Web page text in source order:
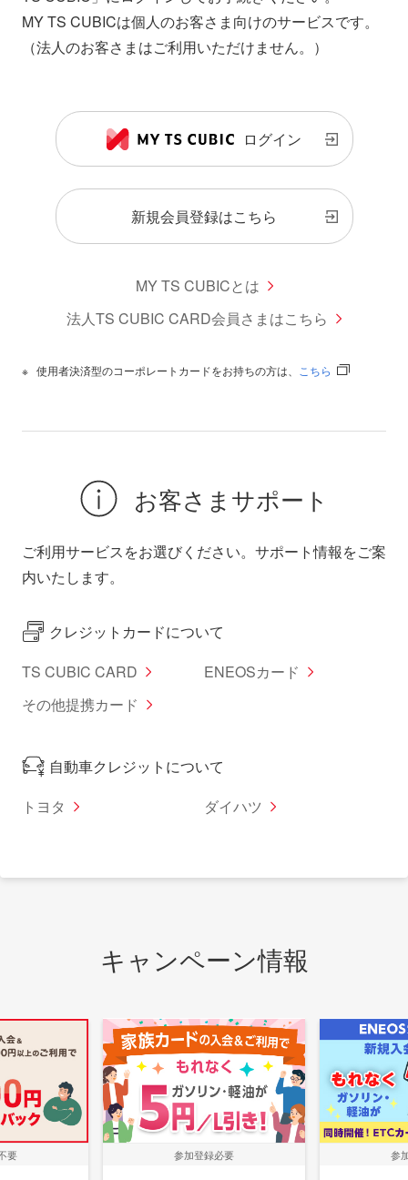
MY TS CUBICは個人のお客さま向けのサービスです。
（法人のお客さまはご利用いただけません。）
ログイン
新規会員登録はこちら
MY TS CUBICとは
法人TS CUBIC CARD会員さまはこちら
使用者決済型のコーポレートカードをお持ちの方は、 こちら
お客さまサポート
ご利用サービスをお選びください。サポート情報をご案
内いたします。
クレジットカードについて
TS CUBIC CARD
ENEOSカード
その他提携カード
自動車クレジットについて
トヨタ
ダイハツ
キャンペーン情報
要 参加登録必要 参